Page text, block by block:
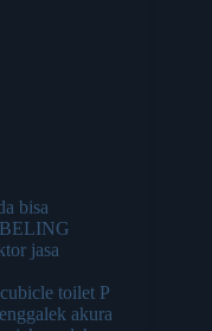
bisa
jasa
toilet P
akura